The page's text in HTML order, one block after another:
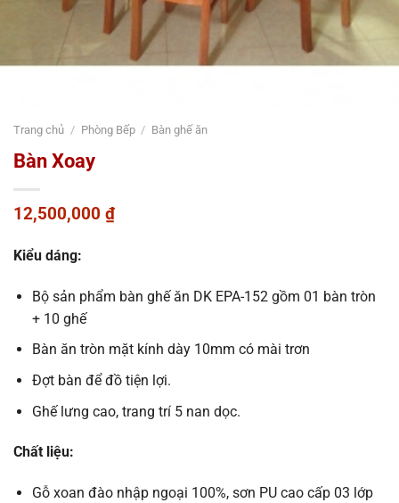
Trang chủ / Phòng Bếp / Bàn ghế ăn
Bàn Xoay
12,500,000 ₫
Kiểu dáng:
Bộ sản phẩm bàn ghế ăn DK EPA-152 gồm 01 bàn tròn
+ 10 ghế
Bàn ăn tròn mặt kính dày 10mm có mài trơn
Đợt bàn để đồ tiện lợi.
Ghế lưng cao, trang trí 5 nan dọc.
Chất liệu:
Gỗ xoan đào nhập ngoại 100%, sơn PU cao cấp 03 lớp